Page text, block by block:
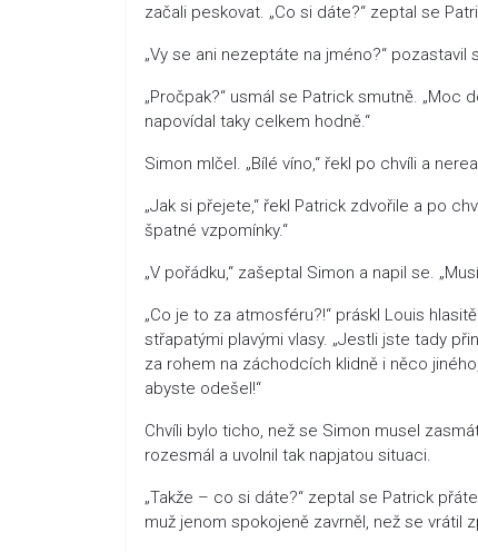
začali peskovat. „Co si dáte?“ zeptal se
„Vy se ani nezeptáte na jméno?“ pozastavil
„Pročpak?“ usmál se Patrick smutně.
napovídal taky celkem hodně.“
Simon mlčel. „Bílé víno,“ řekl po chvíli a
„Jak si přejete,“ řekl Patrick zdvořile a po
špatné vzpomínky.“
„V pořádku,“ zašeptal Simon a napil se.
„Co je to za atmosféru?!“ práskl Louis
střapatými plavými vlasy. „Jestli jste tady
za rohem na záchodcích klidně i něco
abyste odešel!“
Chvíli bylo ticho, než se Simon musel
rozesmál a uvolnil tak napjatou situaci.
„Takže – co si dáte?“ zeptal se Patrick
muž jenom spokojeně zavrněl, než se vrátil